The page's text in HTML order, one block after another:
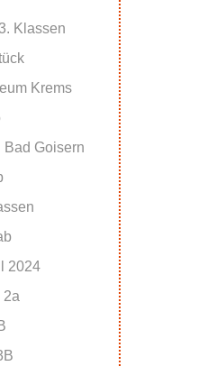
Klassen
Krems
Bad Goisern
2024
2a